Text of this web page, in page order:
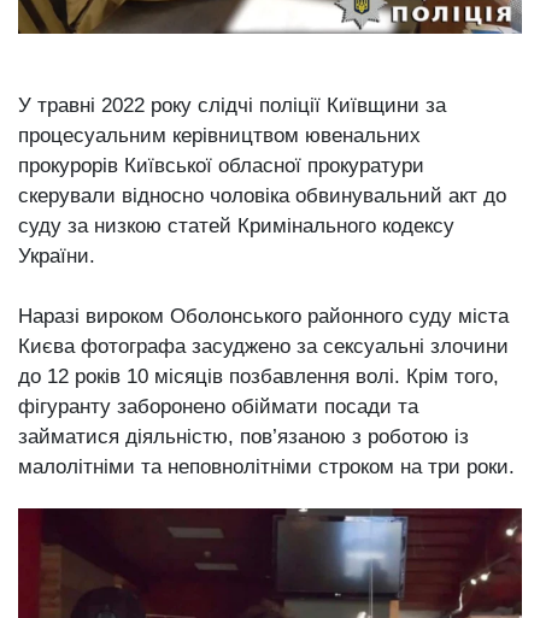
У травні 2022 року слідчі поліції Київщини за
процесуальним керівництвом ювенальних
прокурорів Київської обласної прокуратури
скерували відносно чоловіка обвинувальний акт до
суду за низкою статей Кримінального кодексу
України.
Наразі вироком Оболонського районного суду міста
Києва фотографа засуджено за сексуальні злочини
до 12 років 10 місяців позбавлення волі. Крім того,
фігуранту заборонено обіймати посади та
займатися діяльністю, пов’язаною з роботою із
малолітніми та неповнолітніми строком на три роки.